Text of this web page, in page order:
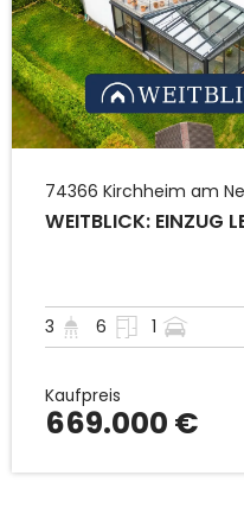
74366 Kirchheim am
WEITBLICK: EINZUG
3 6 1
Kaufpreis
669.000 €